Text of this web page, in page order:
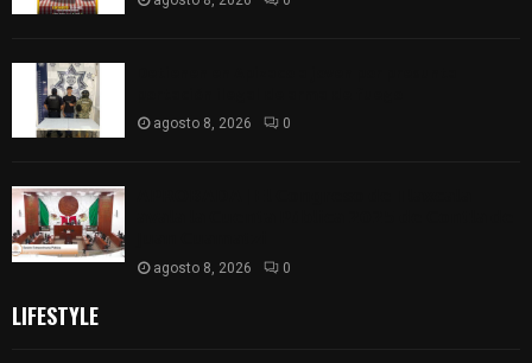
agosto 8, 2026 0
agosto 8, 2026 0
LIFESTYLE